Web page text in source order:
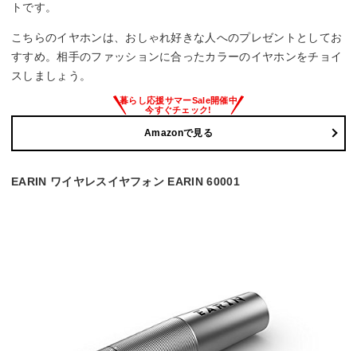
トです。
こちらのイヤホンは、おしゃれ好きな人へのプレゼントとしてお
すすめ。相手のファッションに合ったカラーのイヤホンをチョイ
スしましょう。
Amazonで見る
EARIN ワイヤレスイヤフォン EARIN 60001